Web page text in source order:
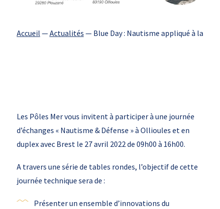
Accueil —Actualités — Blue Day : Nautisme appliqué à la
Les Pôles Mer vous invitent à participer à une journée
d’échanges « Nautisme & Défense » à Ollioules et en
duplex avec Brest le 27 avril 2022 de 09h00 à 16h00.
A travers une série de tables rondes, l’objectif de cette
journée technique sera de :
Présenter un ensemble d’innovations du